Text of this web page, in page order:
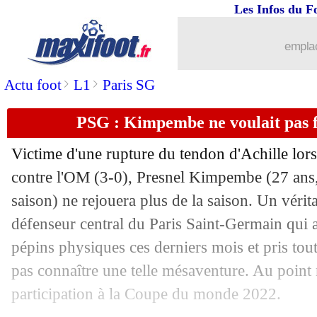
Actu foot> L1 > Paris SG
Les Infos du
PSG : Kimpembe ne voulait
Victime d'une rupture du tendon d'Achille
contre l'OM (3-0), Presnel Kimpembe (27
saison) ne rejouera plus de la saison. Un
défenseur central du Paris Saint-Germain qui
pépins physiques ces derniers mois et pris
pas connaître une telle mésaventure. Au point
participation à la Coupe du monde 2022.
Barça: Messi n'a pas rencontré
28/02 FFF
28/02 Chelsea: virer Potter coûterait une
28/02 FFF : les mots forts de Diallo sur Le
28/02 Chelsea: Kanté va bien prolonger
28/02 EdF (f): Diacre pas encore fixée
PSG: la petite phrase de Mbappé
28/02 The Best: le clan Vinicius vide son